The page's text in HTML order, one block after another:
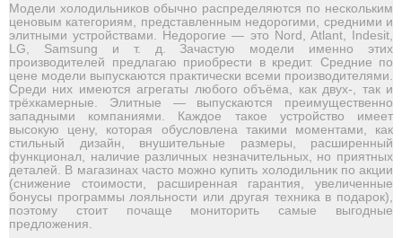
Модели холодильников обычно распределяются по нескольким
ценовым категориям, представленным недорогими, средними и
элитными устройствами. Недорогие — это Nord, Atlant, Indesit,
LG, Samsung и т. д. Зачастую модели именно этих
производителей предлагаю приобрести в кредит. Средние по
цене модели выпускаются практически всеми производителями.
Среди них имеются агрегаты любого объёма, как двух-, так и
трёхкамерные. Элитные — выпускаются преимущественно
западными компаниями. Каждое такое устройство имеет
высокую цену, которая обусловлена такими моментами, как
стильный дизайн, внушительные размеры, расширенный
функционал, наличие различных незначительных, но приятных
деталей. В магазинах часто можно купить холодильник по акции
(снижение стоимости, расширенная гарантия, увеличенные
бонусы программы лояльности или другая техника в подарок),
поэтому стоит почаще мониторить самые выгодные
предложения.